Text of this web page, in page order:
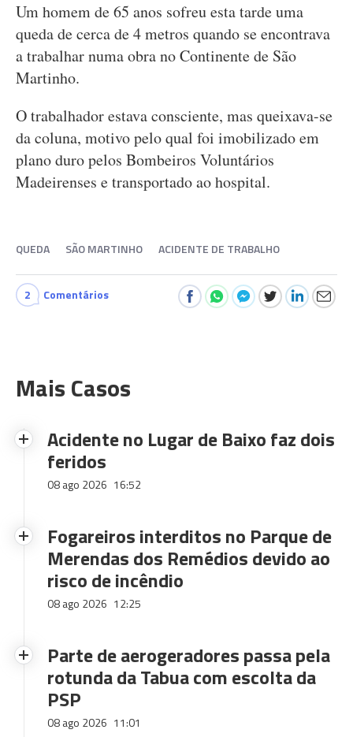
Um homem de 65 anos sofreu esta tarde uma
queda de cerca de 4 metros quando se encontrava
a trabalhar numa obra no Continente de São
Martinho.
O trabalhador estava consciente, mas queixava-se
da coluna, motivo pelo qual foi imobilizado em
plano duro pelos Bombeiros Voluntários
Madeirenses e transportado ao hospital.
QUEDA SÃO MARTINHO ACIDENTE DE TRABALHO
2 Comentários
Mais Casos
Acidente no Lugar de Baixo faz dois
feridos
08 ago 2026 16:52
Fogareiros interditos no Parque de
Merendas dos Remédios devido ao
risco de incêndio
08 ago 2026 12:25
Parte de aerogeradores passa pela
rotunda da Tabua com escolta da
PSP
08 ago 2026 11:01